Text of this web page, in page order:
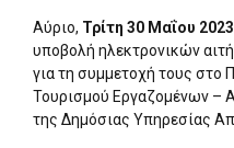
Αύριο, Τρίτη 30 Μαΐου
υποβολή ηλεκτρονικών
για τη συμμετοχή τους στο
Τουρισμού Εργαζομένων –
της Δημόσιας Υπηρεσίας